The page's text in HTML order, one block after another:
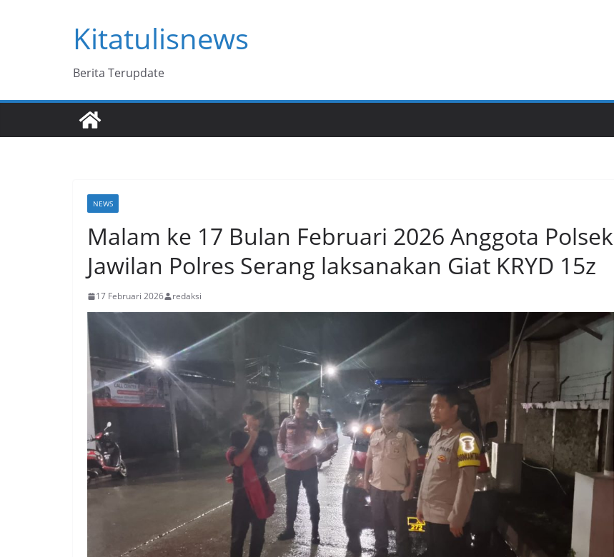
Kitatulisnews
Berita Terupdate
NEWS
Malam ke 17 Bulan Februari 2026 Anggota Polsek
Jawilan Polres Serang laksanakan Giat KRYD 15z
17 Februari 2026 redaksi